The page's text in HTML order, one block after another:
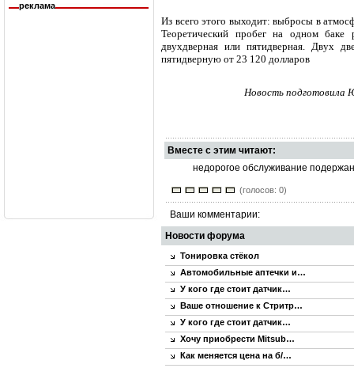
реклама
Из всего этого выходит: выбросы в
Теоретический пробег на одном
двухдверная или пятидверная. Двух
пятидверную от 23 120 долларов
Новость подготовила
Вместе с этим читают:
недорогое обслуживание
(голосов: 0)
Ваши комментарии:
Новости форума
Тонировка стёкол
Автомобильные аптечки и…
У кого где стоит датчик…
Ваше отношение к Стритр…
У кого где стоит датчик…
Хочу приобрести Mitsub…
Как меняется цена на б/…